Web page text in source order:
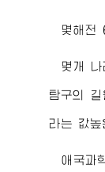
몇해전
몇개 나
탐구의
라는 값높
애국과